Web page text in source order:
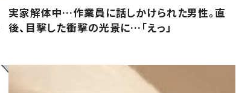
実家解体中…作業員に話しかけられた男性。直
後、目撃した衝撃の光景に…「えっ」